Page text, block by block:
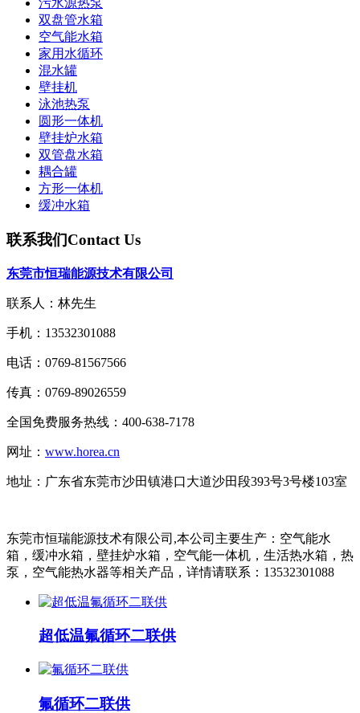
污水源热泵
双盘管水箱
空气能水箱
家用水循环
混水罐
壁挂机
泳池热泵
圆形一体机
壁挂炉水箱
双管盘水箱
耦合罐
方形一体机
缓冲水箱
联系我们Contact Us
东莞市恒瑞能源技术有限公司
联系人：林先生
手机：13532301088
电话：0769-81567566
传真：0769-89026559
全国免费服务热线：400-638-7178
网址： www.horea.cn
地址： 广东省东莞市沙田镇港口大道沙田段393号3号楼103室
东莞市恒瑞能源技术有限公司,本公司主要生产：空气能水
箱，缓冲水箱，壁挂炉水箱，空气能一体机，生活热水箱，热
泵，空气能热水器等相关产品，详情请联系：13532301088
超低温氟循环二联供
氟循环二联供